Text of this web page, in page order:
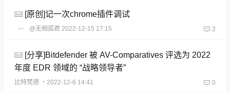
[原创]记一次chrome插件调试
@无相孤君 2022-12-15 17:15 2
[分享]Bitdefender 被 AV-Comparatives 评选为 2022
年度 EDR 领域的 “战略领导者”
比特梵德 ・2022-12-6 14:41 0